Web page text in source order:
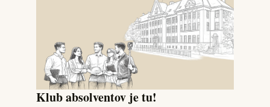
Klub absolventov je tu!